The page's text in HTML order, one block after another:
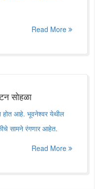
Read More
सोहळा
होत आहे. भूवनेश्वर येथील
सामने रंगणार आहेत.
Read More